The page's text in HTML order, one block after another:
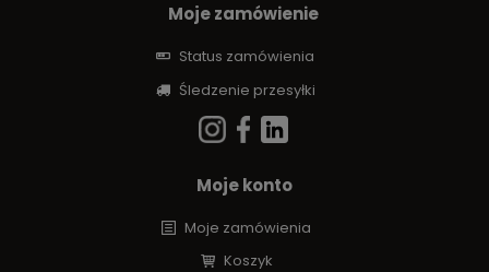
Moje zamówienie
Status zamówienia
Śledzenie przesyłki
Moje konto
Moje zamówienia
Koszyk